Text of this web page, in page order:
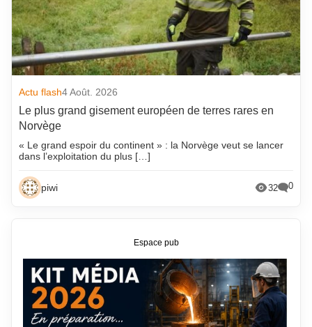
Actu flash4 Août. 2026
Le plus grand gisement européen de terres rares en
Norvège
« Le grand espoir du continent » : la Norvège veut se lancer
dans l’exploitation du plus […]
piwi 32 0
Espace pub